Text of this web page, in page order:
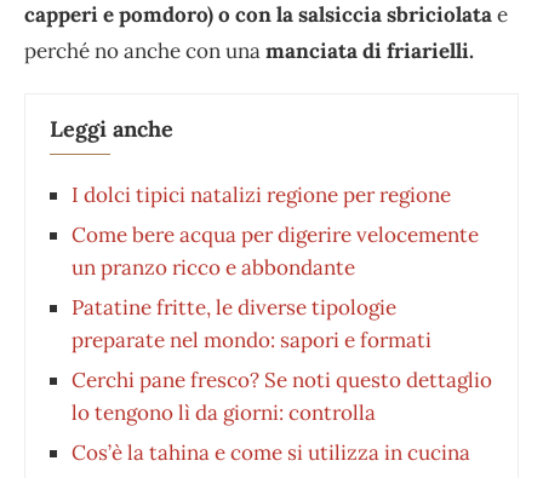
capperi e pomdoro) o con la salsiccia sbriciolatae
perché no anche con unamanciata di friarielli.
Leggi anche
I dolci tipici natalizi regione per regione
Come bere acqua per digerire velocemente
un pranzo ricco e abbondante
Patatine fritte, le diverse tipologie
preparate nel mondo: sapori e formati
Cerchi pane fresco? Se noti questo dettaglio
lo tengono lì da giorni: controlla
Cos’è la tahina e come si utilizza in cucina